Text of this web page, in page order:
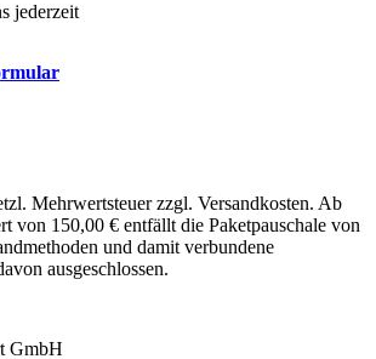
jederzeit
Mehrwertsteuer zzgl. Versandkosten. Ab
von 150,00 € entfällt die Paketpauschale von
und damit verbundene
ausgeschlossen.
GmbH